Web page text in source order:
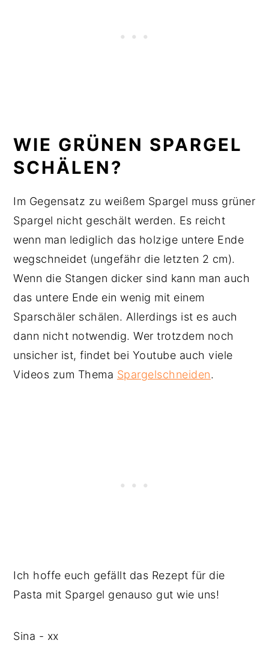
WIE GRÜNEN SPARGEL
SCHÄLEN?
Im Gegensatz zu weißem Spargel muss grüner
Spargel nicht geschält werden. Es reicht
wenn man lediglich das holzige untere Ende
wegschneidet (ungefähr die letzten 2 cm).
Wenn die Stangen dicker sind kann man auch
das untere Ende ein wenig mit einem
Sparschäler schälen. Allerdings ist es auch
dann nicht notwendig. Wer trotzdem noch
unsicher ist, findet bei Youtube auch viele
Videos zum Thema Spargelschneiden.
Ich hoffe euch gefällt das Rezept für die
Pasta mit Spargel genauso gut wie uns!
Sina - xx